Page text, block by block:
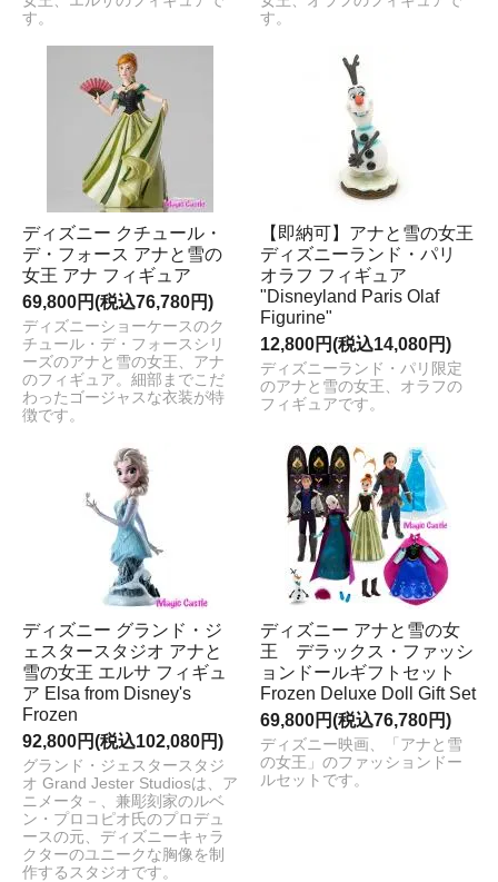
す。
す。
ディズニー クチュール・
デ・フォース アナと雪の
女王 アナ フィギュア
69,800円(税込76,780円)
ディズニーショーケースのク
チュール・デ・フォースシリ
ーズのアナと雪の女王、アナ
のフィギュア。細部までこだ
わったゴージャスな衣装が特
徴です。
【即納可】アナと雪の女王
ディズニーランド・パリ
オラフ フィギュア
"Disneyland Paris Olaf
Figurine"
12,800円(税込14,080円)
ディズニーランド・パリ限定
のアナと雪の女王、オラフの
フィギュアです。
ディズニー グランド・ジ
ェスタースタジオ アナと
雪の女王 エルサ フィギュ
ア Elsa from Disney's
Frozen
92,800円(税込102,080円)
グランド・ジェスタースタジ
オ Grand Jester Studiosは、ア
ニメータ－、兼彫刻家のルベ
ン・プロコピオ氏のプロデュ
ースの元、ディズニーキャラ
クターのユニークな胸像を制
作するスタジオです。
ディズニー アナと雪の女
王 デラックス・ファッシ
ョンドールギフトセット
Frozen Deluxe Doll Gift Set
69,800円(税込76,780円)
ディズニー映画、「アナと雪
の女王」のファッションドー
ルセットです。